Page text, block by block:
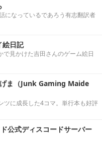
になっているであろう有志翻訳者
絵日記
で見かけた吉田さんのゲーム絵日
げま（Junk Gaming Maide
に成長した4コマ。単行本も好評
公式ディスコードサーバー